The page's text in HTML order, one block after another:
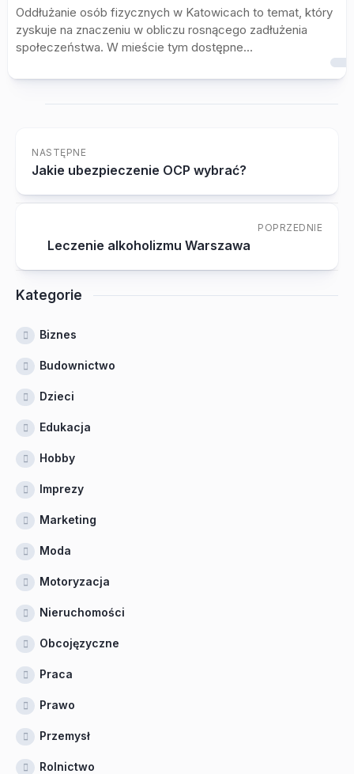
Oddłużanie osób fizycznych w Katowicach to temat, który
zyskuje na znaczeniu w obliczu rosnącego zadłużenia
społeczeństwa. W mieście tym dostępne...
NASTĘPNE
Jakie ubezpieczenie OCP wybrać?
POPRZEDNIE
Leczenie alkoholizmu Warszawa
Kategorie
Biznes
Budownictwo
Dzieci
Edukacja
Hobby
Imprezy
Marketing
Moda
Motoryzacja
Nieruchomości
Obcojęzyczne
Praca
Prawo
Przemysł
Rolnictwo